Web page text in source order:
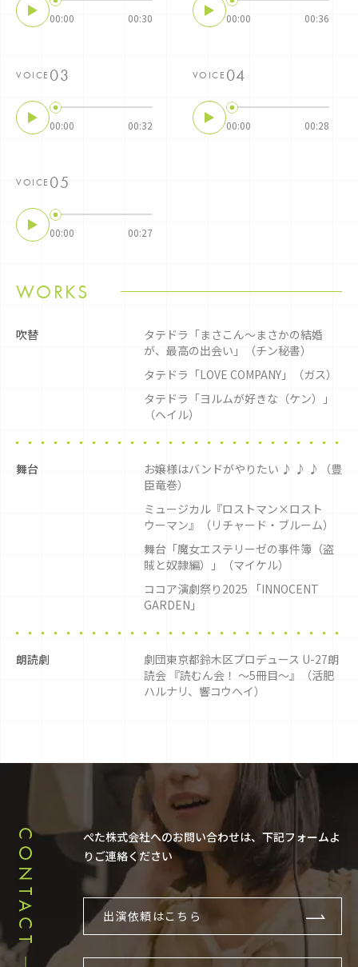
00:00 00:30 00:00 00:36
VOICE
00:00 00:32
VOICE
00:00 00:28
VOICE
00:00 00:27
WORKS
吹替
タテドラ「まさこん〜まさかの結婚
が、最高の出会い」（チン秘書）
タテドラ「LOVE COMPANY」（ガス）
タテドラ「ヨルムが好きな（ケン）」
（ヘイル）
舞台
お嬢様はバンドがやりたい ♪ ♪ ♪（豊
臣竜巻）
ミュージカル『ロストマン×ロスト
ウーマン』（リチャード・ブルーム）
舞台「魔女エステリーゼの事件簿（盗
賊と奴隷編）」（マイケル）
ココア演劇祭り2025 「INNOCENT
GARDEN」
朗読劇
劇団東京都鈴木区プロデュース U-27朗
読会 『読むん会！ 〜5冊目〜』（活肥
ハルナリ、響コウヘイ）
CONTACT
ぺた株式会社へのお問い合わせは、下記フォームよ
りご連絡ください
出演依頼はこちら